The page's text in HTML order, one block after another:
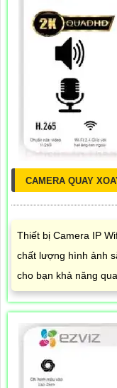
CAMERA QUAY
Thiết bị Camera IP
chất lượng hình ảnh
cho bạn khả năng